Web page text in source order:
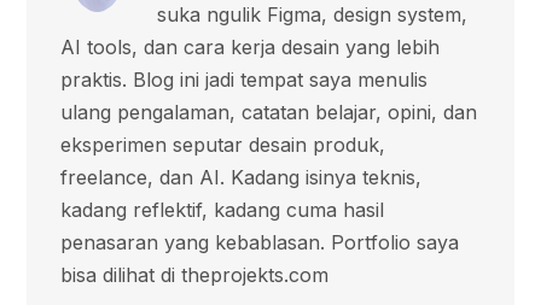
suka ngulik Figma, design system,
AI tools, dan cara kerja desain yang lebih
praktis. Blog ini jadi tempat saya menulis
ulang pengalaman, catatan belajar, opini, dan
eksperimen seputar desain produk,
freelance, dan AI. Kadang isinya teknis,
kadang reflektif, kadang cuma hasil
penasaran yang kebablasan. Portfolio saya
bisa dilihat di theprojekts.com